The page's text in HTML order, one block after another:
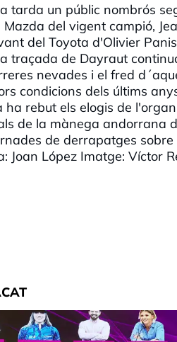
tarda un públic nombrós
Mazda del vigent campió,
del Toyota d'Olivier
traçada de Dayraut
nevades i el fred
condicions dels últims
ha rebut els elogis de
de la mànega andorrana
de derrapatges
Joan López Imatge: Víctor